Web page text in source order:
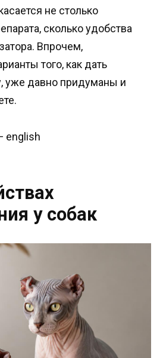
не столько
сколько удобства
Впрочем,
того, как дать
уже давно придуманы и
english
у собак